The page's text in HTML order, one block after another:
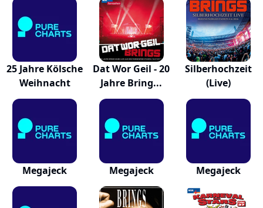
25 Jahre Kölsche
Weihnacht
Dat Wor Geil - 20
Jahre Bring...
Silberhochzeit
(Live)
Megajeck Megajeck Megajeck